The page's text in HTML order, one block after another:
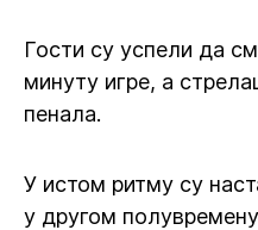
Гости су успели да
минуту игре, а
пенала.
У истом ритму су
у другом